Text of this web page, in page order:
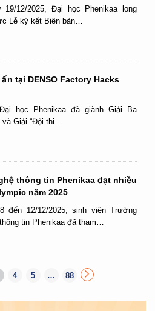
19/12/2025, Đại học Phenikaa long
Lễ ký kết Biên bản…
tại DENSO Factory Hacks
học Phenikaa đã giành Giải Ba
và Giải “Đội thi…
thông tin Phenikaa đạt nhiều
năm 2025
đến 12/12/2025, sinh viên Trường
tin Phenikaa đã tham…
4 5 … 88